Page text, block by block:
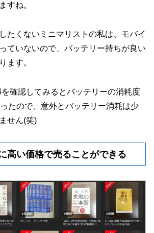
すね。
たくないミニマリストの私は、モバイ
ていないので、バッテリー持ちが良い
ます。
確認してみるとバッテリーの消耗度
たので、意外とバッテリー消耗は少
せん(笑)
高い価格で売ることができる